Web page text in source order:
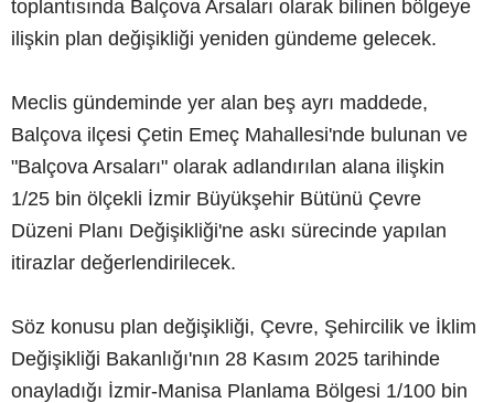
toplantısında Balçova Arsaları olarak bilinen bölgeye
ilişkin plan değişikliği yeniden gündeme gelecek.
Meclis gündeminde yer alan beş ayrı maddede,
Balçova ilçesi Çetin Emeç Mahallesi'nde bulunan ve
"Balçova Arsaları" olarak adlandırılan alana ilişkin
1/25 bin ölçekli İzmir Büyükşehir Bütünü Çevre
Düzeni Planı Değişikliği'ne askı sürecinde yapılan
itirazlar değerlendirilecek.
Söz konusu plan değişikliği, Çevre, Şehircilik ve İklim
Değişikliği Bakanlığı'nın 28 Kasım 2025 tarihinde
onayladığı İzmir-Manisa Planlama Bölgesi 1/100 bin